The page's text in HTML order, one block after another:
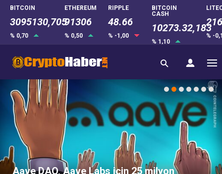
BITCOIN
3095130,705
% 0,70
ETHEREUM
91306
% 0,50
RIPPLE
48.66
% -1,00
BITCOIN
CASH
10273.32,183
% 1,10
% -
Aave DAO, Aave Labs için 25 milyon